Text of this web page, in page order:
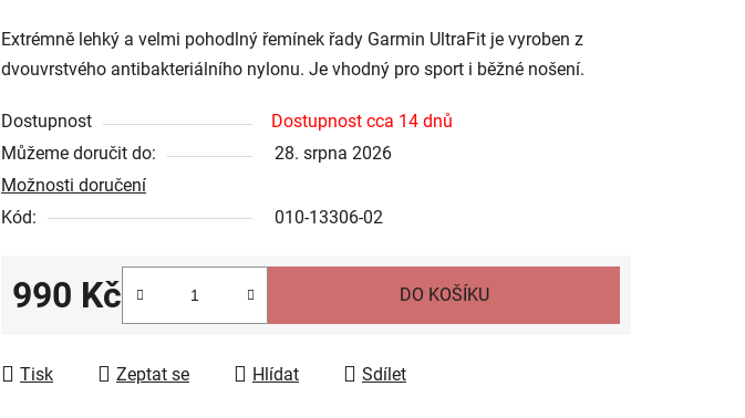
je
0,0
5
hvězdiček.
Extrémně lehký a velmi pohodlný řemínek řady Garmin UltraFit je vyroben z
dvouvrstvého antibakteriálního nylonu. Je vhodný pro sport i běžné nošení.
Dostupnost
Dostupnost cca 14 dnů
Můžeme doručit do:
28. srpna 2026
Možnosti doručení
Kód:
010-13306-02
990 Kč DO KOŠÍKU
Tisk Zeptat se Hlídat Sdílet